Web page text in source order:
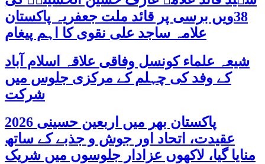
38ویں برسی پر قائد ملت جعفریہ پاکستان
علامہ ساجد علی نقوی کا اہم پیغام
شیعہ علماء کونسل وفاقی علاقہ اسلام آباد
کے وفد کی چہلم کے مرکزی جلوس میں
شرکت
پاکستان بھر میں اربعین حسینی 2026
عقیدت، اتحاد اور جوش و جذبے کے ساتھ
منایا گیا، لاکھوں عزادار جلوسوں میں شریک